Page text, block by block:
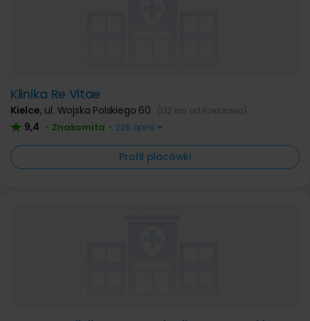
Klinika Re Vitae
Kielce, ul. Wojska Polskiego 60 (132 km od Rzeszowa)
9,4 • Znakomita • 226 opinii
Profil placówki